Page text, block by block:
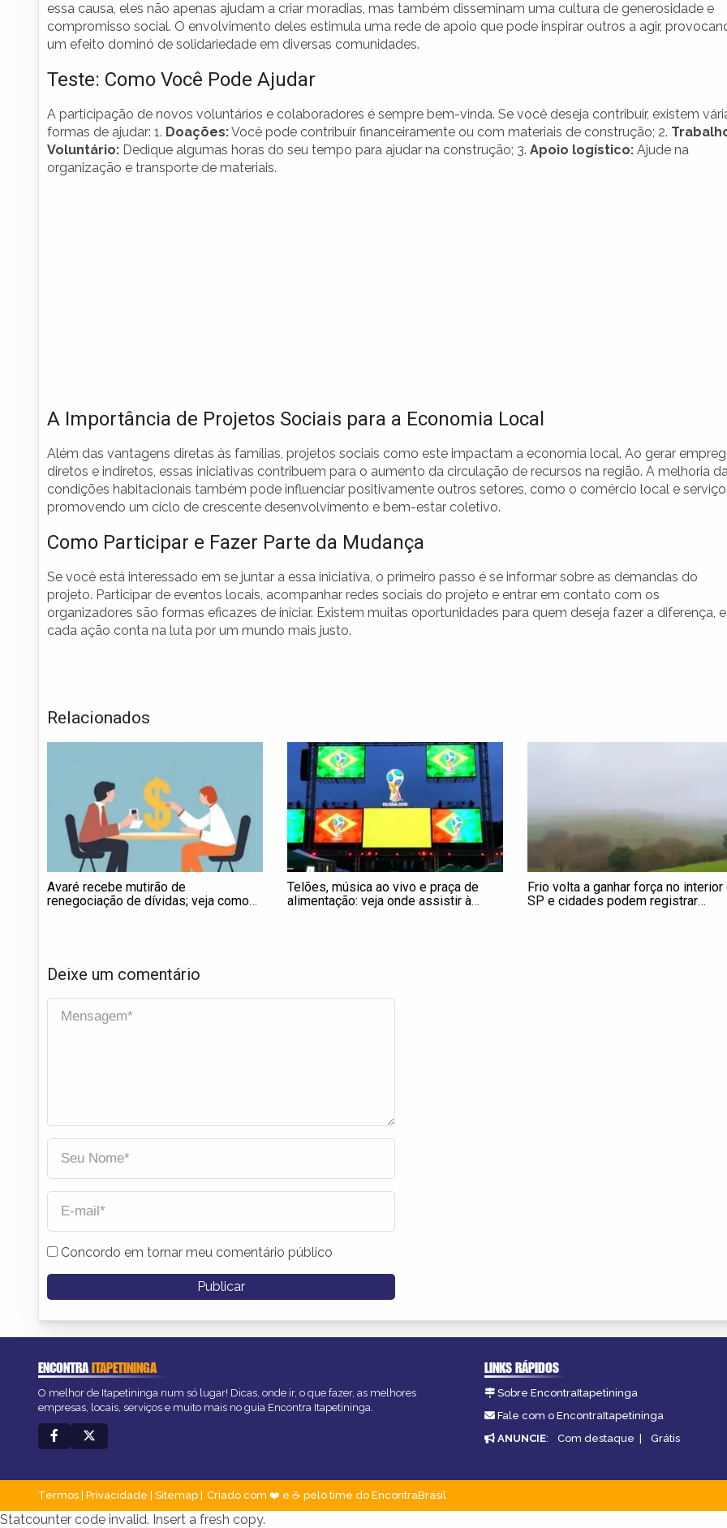
essa causa, eles não apenas ajudam a criar moradias, mas também disseminam uma cultura de generosidade e
compromisso social. O envolvimento deles estimula uma rede de apoio que pode inspirar outros a agir,
um efeito dominó de solidariedade em diversas comunidades.
Teste: Como Você Pode Ajudar
A participação de novos voluntários e colaboradores é sempre bem-vinda. Se você deseja contribuir, existem
formas de ajudar: 1. Doações:Você pode contribuir financeiramente ou com materiais de construção; 2.
Voluntário: Dedique algumas horas do seu tempo para ajudar na construção; 3. Apoio logístico: Ajude na
organização e transporte de materiais.
A Importância de Projetos Sociais para a Economia Local
Além das vantagens diretas às famílias, projetos sociais como este impactam a economia local. Ao gerar
diretos e indiretos, essas iniciativas contribuem para o aumento da circulação de recursos na região. A melhoria
condições habitacionais também pode influenciar positivamente outros setores, como o comércio local e
promovendo um ciclo de crescente desenvolvimento e bem-estar coletivo.
Como Participar e Fazer Parte da Mudança
Se você está interessado em se juntar a essa iniciativa, o primeiro passo é se informar sobre as demandas do
projeto. Participar de eventos locais, acompanhar redes sociais do projeto e entrar em contato com os
organizadores são formas eficazes de iniciar. Existem muitas oportunidades para quem deseja fazer a diferença, e
cada ação conta na luta por um mundo mais justo.
Relacionados
Avaré recebe mutirão de
renegociação de dívidas; veja como
Telões, música ao vivo e praça de
alimentação: veja onde assistir à
Frio volta a ganhar força no interior
SP e cidades podem registrar
Deixe um comentário
Concordo em tornar meu comentário público
ENCONTRAITAPETININGA
O melhor de Itapetininga num só lugar! Dicas, onde ir, o que fazer, as melhores
empresas, locais, serviços e muito mais no guia Encontra Itapetininga.
LINKS RÁPIDOS
Sobre EncontraItapetininga
Fale com o EncontraItapetininga
ANUNCIE: Com destaque | Grátis
Termos Privacidade Sitemap Criado com ❤️ e ☕ pelo time do EncontraBrasil
Statcounter code invalid. Insert a fresh copy.